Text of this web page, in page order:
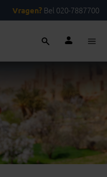
Vragen? Bel 020-7887700